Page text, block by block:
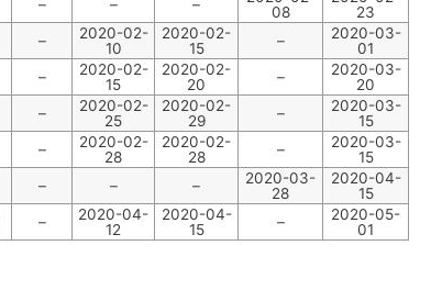
– – –
08
23
–
2020-02-
10
2020-02-
15
–
2020-03-
01
–
2020-02-
15
2020-02-
20
–
2020-03-
20
–
2020-02-
25
2020-02-
29
–
2020-03-
15
–
2020-02-
28
2020-02-
28
–
2020-03-
15
– – –
2020-03-
28
2020-04-
15
–
2020-04-
12
2020-04-
15
–
2020-05-
01